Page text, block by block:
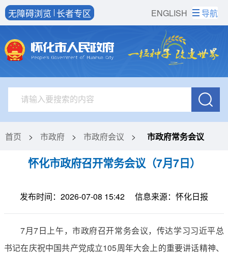
ENGLISH
无障碍浏览 长者专区 导航
首页 > 市政府 > 市政府会议 > 市政府常务会议
怀化市政府召开常务会议（7月7日）
发布时间：2026-07-08 15:42 信息来源：怀化日报
7月7日上午，市政府召开常务会议，传达学习习近平总
书记在庆祝中国共产党成立105周年大会上的重要讲话精神、